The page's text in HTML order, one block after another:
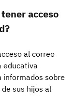
acceso
al correo
educativa
informados sobre
sus hijos al